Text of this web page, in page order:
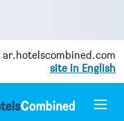
ar.hotelscombined.com
site in English